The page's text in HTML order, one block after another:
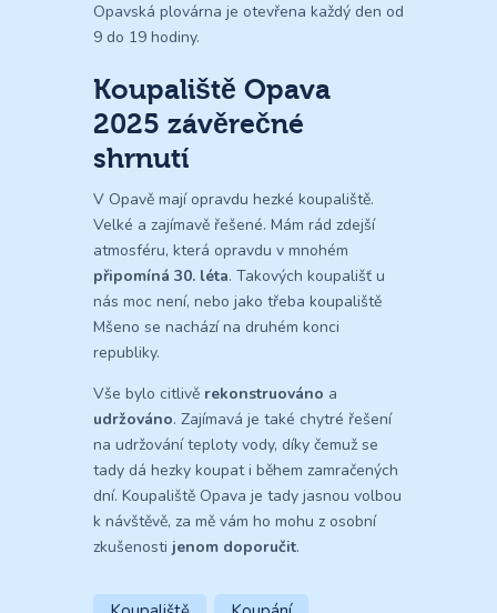
Opavská plovárna je otevřena každý den od
9 do 19 hodiny.
Koupaliště Opava
2025 závěrečné
shrnutí
V Opavě mají opravdu hezké koupaliště.
Velké a zajímavě řešené. Mám rád zdejší
atmosféru, která opravdu v mnohém
připomíná 30. léta. Takových koupališť u
nás moc není, nebo jako třeba koupaliště
Mšeno se nachází na druhém konci
republiky.
Vše bylo citlivě rekonstruováno a
udržováno. Zajímavá je také chytré řešení
na udržování teploty vody, díky čemuž se
tady dá hezky koupat i během zamračených
dní. Koupaliště Opava je tady jasnou volbou
k návštěvě, za mě vám ho mohu z osobní
zkušenosti jenom doporučit.